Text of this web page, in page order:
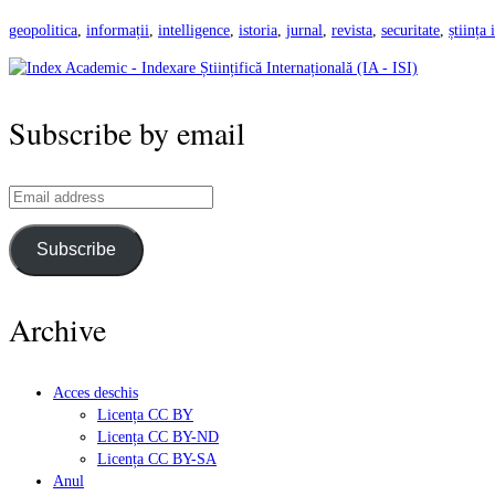
geopolitica informații intelligence istoria jurnal revista securitate știința
Subscribe by email
Email
Subscribe
Archive
Acces deschis
Licența CC BY
Licența CC BY-ND
Licența CC BY-SA
Anul